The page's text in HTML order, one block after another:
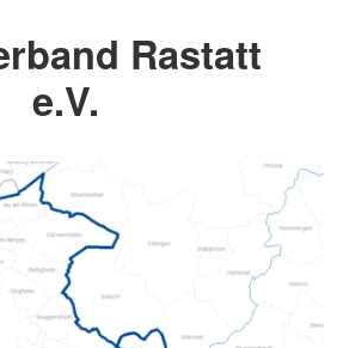
Rastatt
e.V.